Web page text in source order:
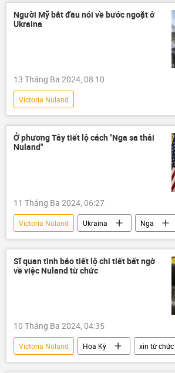
Dòng chảy phương Bắc-2
Vụ nổ “Dòng chảy phương Bắc”
Hoa Kỳ
Người Mỹ bắt đầu nói về bước ngoặt ở
Ukraina
13 Tháng Ba 2024, 08:10
Victoria Nuland
Chiến dịch quân sự đặc biệt tại Ukraina
Thế giới
Ukraina
Nga
Hoa Kỳ
Ở phương Tây tiết lộ cách "Nga sa thải
Nuland"
11 Tháng Ba 2024, 06:27
Victoria Nuland Ukraina
Nga
Hoa Kỳ
Thế giới
Sĩ quan tình báo tiết lộ chi tiết bất ngờ
về việc Nuland từ chức
10 Tháng Ba 2024, 04:35
Victoria Nuland Hoa Kỳ
xin từ chức
Thế giới
Chính trị